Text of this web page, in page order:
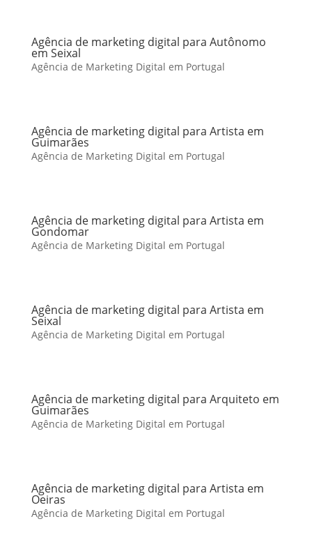
Agência de marketing digital para Autônomo
em Seixal
Agência de Marketing Digital em Portugal
Agência de marketing digital para Artista em
Guimarães
Agência de Marketing Digital em Portugal
Agência de marketing digital para Artista em
Gondomar
Agência de Marketing Digital em Portugal
Agência de marketing digital para Artista em
Seixal
Agência de Marketing Digital em Portugal
Agência de marketing digital para Arquiteto em
Guimarães
Agência de Marketing Digital em Portugal
Agência de marketing digital para Artista em
Oeiras
Agência de Marketing Digital em Portugal